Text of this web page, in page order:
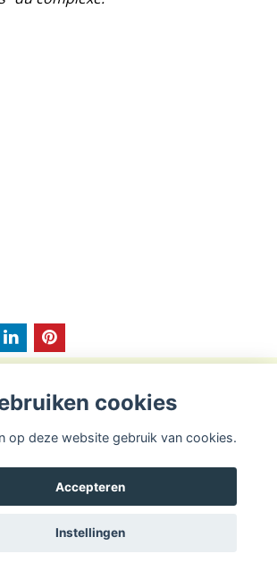
policy-Cookie policy-Disclaimer
byPSG© 2006-2026
cookies
op deze website gebruik van cookies.
Accepteren
Instellingen